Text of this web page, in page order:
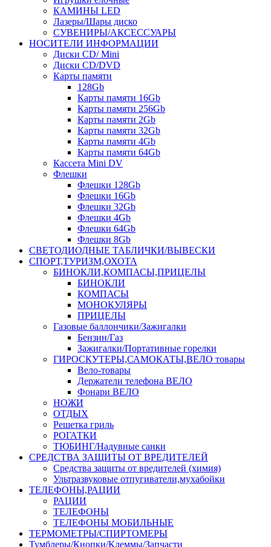
КАМИНЫ LED
Лазеры/Шары диско
СУВЕНИРЫ/АКСЕССУАРЫ
НОСИТЕЛИ ИНФОРМАЦИИ
Диски CD/ Mini
Диски CD/DVD
Карты памяти
128Gb
Карты памяти 16Gb
Карты памяти 256Gb
Карты памяти 2Gb
Карты памяти 32Gb
Карты памяти 4Gb
Карты памяти 64Gb
Кассета Mini DV
Флешки
Флешки 128Gb
Флешки 16Gb
Флешки 32Gb
Флешки 4Gb
Флешки 64Gb
Флешки 8Gb
СВЕТОДИОДНЫЕ ТАБЛИЧКИ/ВЫВЕСКИ
СПОРТ,ТУРИЗМ,ОХОТА
БИНОКЛИ,КОМПАСЫ,ПРИЦЕЛЫ
БИНОКЛИ
КОМПАСЫ
МОНОКУЛЯРЫ
ПРИЦЕЛЫ
Газовые баллончики/Зажигалки
Бензин/Газ
Зажигалки/Портативные горелки
ГИРОСКУТЕРЫ,САМОКАТЫ,ВЕЛО товары
Вело-товары
Держатели телефона ВЕЛО
Фонари ВЕЛО
НОЖИ
ОТДЫХ
Решетка гриль
РОГАТКИ
ТЮБИНГ/Надувные санки
СРЕДСТВА ЗАЩИТЫ ОТ ВРЕДИТЕЛЕЙ
Средства защиты от вредителей (химия)
Ультразвуковые отпугиватели,мухабойки
ТЕЛЕФОНЫ,РАЦИИ
РАЦИИ
ТЕЛЕФОНЫ
ТЕЛЕФОНЫ МОБИЛЬНЫЕ
ТЕРМОМЕТРЫ/СПИРТОМЕРЫ
Тумблеры/Кнопки/Клеммы/Запчасти